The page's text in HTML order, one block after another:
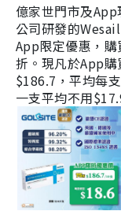
億家世門市及
公司研發的
App限定優惠，
折。現凡於App
$186.7，平均每
一支平均不用